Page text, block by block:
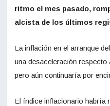
ritmo el mes pasado,
alcista de los últimos
La inflación en el arranque
una desaceleración respecto
pero aún continuaría por
El índice inflacionario habría